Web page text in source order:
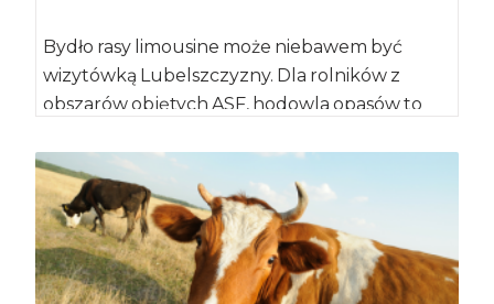
Bydło rasy limousine może niebawem być
wizytówką Lubelszczyzny. Dla rolników z
obszarów objętych ASF, hodowla opasów to